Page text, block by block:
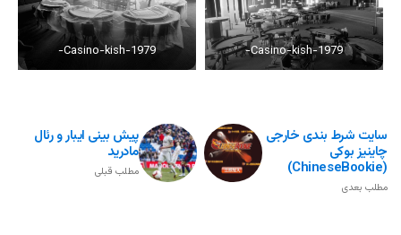
Casino-kish-1979-
Casino-kish-1979-
پیش بینی ایبار و رئال
مادرید
مطلب قبلی
سایت شرط بندی خارجی
چاینیز بوکی
(ChineseBookie)
مطلب بعدی